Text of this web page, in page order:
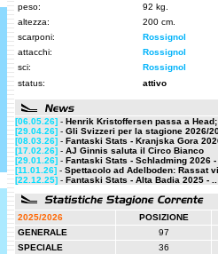
peso:
92 kg.
altezza:
200 cm.
scarponi:
Rossignol
attacchi:
Rossignol
sci:
Rossignol
status:
attivo
[06.05.26] - Henrik Kristoffersen passa a
[29.04.26] - Gli Svizzeri per la stagione 2026/
[08.03.26] - Fantaski Stats - Kranjska Gora
[17.02.26] - AJ Ginnis saluta il Circo Bianco
[29.01.26] - Fantaski Stats - Schladming 2026 -
[11.01.26] - Spettacolo ad Adelboden: Rassat
[22.12.25] - Fantaski Stats - Alta Badia 2025 - ..
2025/2026
POSIZIONE
GENERALE
97
SPECIALE
36